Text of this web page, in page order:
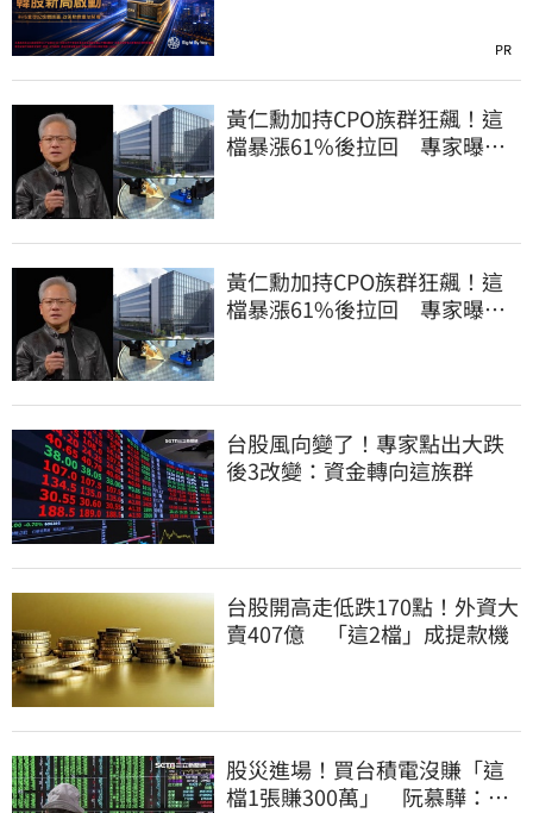
PR
黃仁勳加持CPO族群狂飆！這
檔暴漲61%後拉回 專家曝
黃仁勳加持CPO族群狂飆！這
檔暴漲61%後拉回 專家曝
台股風向變了！專家點出大跌
後3改變：資金轉向這族群
台股開高走低跌170點！外資大
賣407億 「這2檔」成提款機
股災進場！買台積電沒賺「這
檔1張賺300萬」 阮慕驊：別